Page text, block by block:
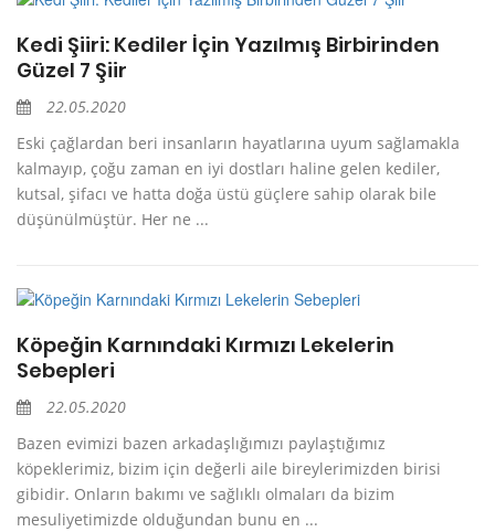
Kedi Şiiri: Kediler İçin Yazılmış Birbirinden
Güzel 7 Şiir
22.05.2020
Eski çağlardan beri insanların hayatlarına uyum sağlamakla
kalmayıp, çoğu zaman en iyi dostları haline gelen kediler,
kutsal, şifacı ve hatta doğa üstü güçlere sahip olarak bile
düşünülmüştür. Her ne ...
Köpeğin Karnındaki Kırmızı Lekelerin
Sebepleri
22.05.2020
Bazen evimizi bazen arkadaşlığımızı paylaştığımız
köpeklerimiz, bizim için değerli aile bireylerimizden birisi
gibidir. Onların bakımı ve sağlıklı olmaları da bizim
mesuliyetimizde olduğundan bunu en ...